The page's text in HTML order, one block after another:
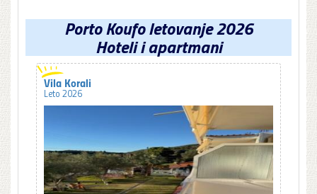
Porto Koufo letovanje 2026
Hoteli i apartmani
Vila Korali
Leto 2026